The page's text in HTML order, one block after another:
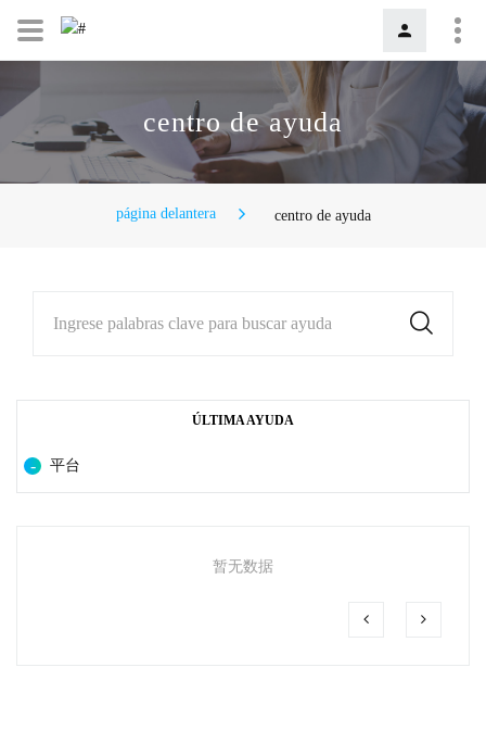
centro de ayuda
página delantera centro de ayuda
Ingrese palabras clave para buscar ayuda
ÚLTIMA AYUDA
平台
暂无数据